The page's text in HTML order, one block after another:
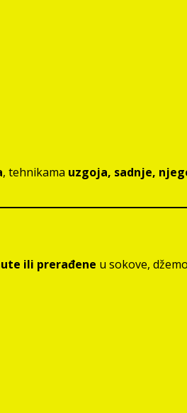
, tehnikama uzgoja, sadnje,
ili prerađene u sokove,